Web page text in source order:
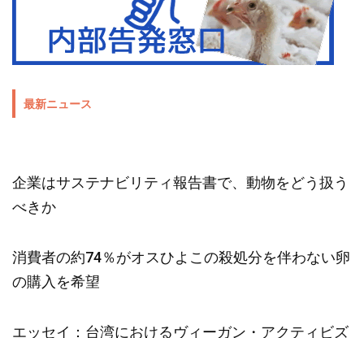
最新ニュース
企業はサステナビリティ報告書で、動物をどう扱う
べきか
消費者の約74％がオスひよこの殺処分を伴わない卵
の購入を希望
エッセイ：台湾におけるヴィーガン・アクティビズ